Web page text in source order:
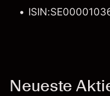
Neueste